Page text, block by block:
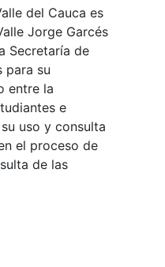
del Cauca es
Jorge Garcés
Secretaría de
para su
entre la
e
uso y consulta
el proceso de
de las